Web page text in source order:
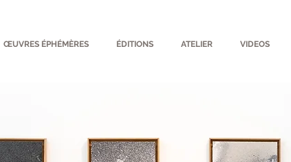
ŒUVRES ÉPHÉMÈRES ÉDITIONS ATELIER VIDEOS